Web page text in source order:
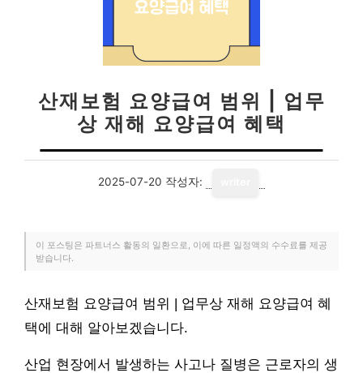
산재보험 요양급여 범위 | 업무
상 재해 요양급여 혜택
2025-07-20 작성자:
이 포스팅은 파트너스 활동의 일환으로, 이에 따른 일정액의 수수료를 제공
받습니다.
산재보험 요양급여 범위 | 업무상 재해 요양급여 혜
택에 대해 알아보겠습니다.
산업 현장에서 발생하는 사고나 질병은 근로자의 생